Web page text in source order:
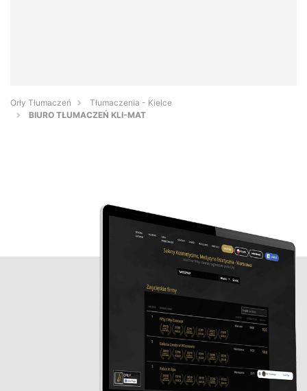
Orły Tłumaczeń
Tłumaczenia - Kielce
BIURO TŁUMACZEŃ KLI-MAT